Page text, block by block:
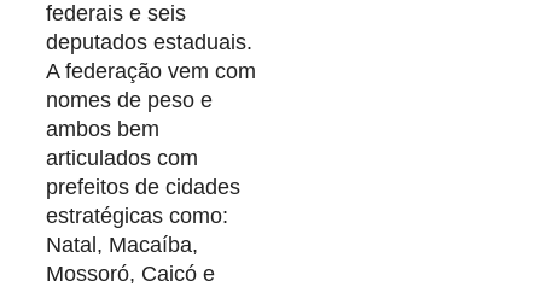
federais e seis
deputados estaduais.
A federação vem com
nomes de peso e
ambos bem
articulados com
prefeitos de cidades
estratégicas como:
Natal, Macaíba,
Mossoró, Caicó e